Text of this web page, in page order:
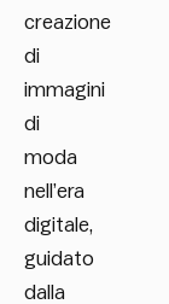
creazione
di
immagini
di
moda
nell’era
digitale,
guidato
dalla